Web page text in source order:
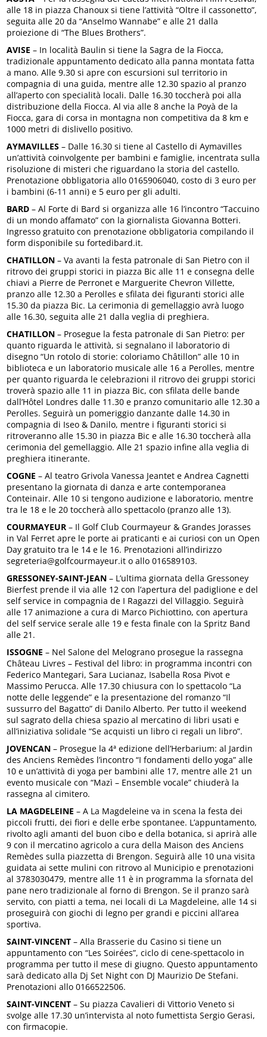
alle 18 in piazza Chanoux si tiene l’attività “Oltre il cassonetto”,
seguita alle 20 da “Anselmo Wannabe” e alle 21 dalla
proiezione di “The Blues Brothers”.
AVISE – In località Baulin si tiene la Sagra de la Fiocca,
tradizionale appuntamento dedicato alla panna montata fatta
a mano. Alle 9.30 si apre con escursioni sul territorio in
compagnia di una guida, mentre alle 12.30 spazio al pranzo
all’aperto con specialità locali. Dalle 16.30 toccherà poi alla
distribuzione della Fiocca. Al via alle 8 anche la Poyà de la
Fiocca, gara di corsa in montagna non competitiva da 8 km e
1000 metri di dislivello positivo.
AYMAVILLES – Dalle 16.30 si tiene al Castello di Aymavilles
un’attività coinvolgente per bambini e famiglie, incentrata sulla
risoluzione di misteri che riguardano la storia del castello.
Prenotazione obbligatoria allo 0165906040, costo di 3 euro per
i bambini (6-11 anni) e 5 euro per gli adulti.
BARD – Al Forte di Bard si organizza alle 16 l’incontro “Taccuino
di un mondo affamato” con la giornalista Giovanna Botteri.
Ingresso gratuito con prenotazione obbligatoria compilando il
form disponibile su fortedibard.it.
CHATILLON – Va avanti la festa patronale di San Pietro con il
ritrovo dei gruppi storici in piazza Bic alle 11 e consegna delle
chiavi a Pierre de Perronet e Marguerite Chevron Villette,
pranzo alle 12.30 a Perolles e sfilata dei figuranti storici alle
15.30 da piazza Bic. La cerimonia di gemellaggio avrà luogo
alle 16.30, seguita alle 21 dalla veglia di preghiera.
CHATILLON – Prosegue la festa patronale di San Pietro: per
quanto riguarda le attività, si segnalano il laboratorio di
disegno “Un rotolo di storie: coloriamo Châtillon” alle 10 in
biblioteca e un laboratorio musicale alle 16 a Perolles, mentre
per quanto riguarda le celebrazioni il ritrovo dei gruppi storici
troverà spazio alle 11 in piazza Bic, con sfilata delle bande
dall’Hôtel Londres dalle 11.30 e pranzo comunitario alle 12.30 a
Perolles. Seguirà un pomeriggio danzante dalle 14.30 in
compagnia di Iseo & Danilo, mentre i figuranti storici si
ritroveranno alle 15.30 in piazza Bic e alle 16.30 toccherà alla
cerimonia del gemellaggio. Alle 21 spazio infine alla veglia di
preghiera itinerante.
COGNE – Al teatro Grivola Vanessa Jeantet e Andrea Cagnetti
presentano la giornata di danza e arte contemporanea
Conteinair. Alle 10 si tengono audizione e laboratorio, mentre
tra le 18 e le 20 toccherà allo spettacolo (pranzo alle 13).
COURMAYEUR – Il Golf Club Courmayeur & Grandes Jorasses
in Val Ferret apre le porte ai praticanti e ai curiosi con un Open
Day gratuito tra le 14 e le 16. Prenotazioni all’indirizzo
segreteria@golfcourmayeur.it o allo 016589103.
GRESSONEY-SAINT-JEAN – L’ultima giornata della Gressoney
Bierfest prende il via alle 12 con l’apertura del padiglione e del
self service in compagnia de I Ragazzi del Villaggio. Seguirà
alle 17 animazione a cura di Marco Pichiottino, con apertura
del self service serale alle 19 e festa finale con la Spritz Band
alle 21.
ISSOGNE – Nel Salone del Melograno prosegue la rassegna
Château Livres – Festival del libro: in programma incontri con
Federico Mantegari, Sara Lucianaz, Isabella Rosa Pivot e
Massimo Perucca. Alle 17.30 chiusura con lo spettacolo “La
notte delle leggende” e la presentazione del romanzo “Il
sussurro del Bagatto” di Danilo Alberto. Per tutto il weekend
sul sagrato della chiesa spazio al mercatino di libri usati e
all’iniziativa solidale “Se acquisti un libro ci regali un libro”.
JOVENCAN – Prosegue la 4ª edizione dell’Herbarium: al Jardin
des Anciens Remèdes l’incontro “I fondamenti dello yoga” alle
10 e un’attività di yoga per bambini alle 17, mentre alle 21 un
evento musicale con “Mazì – Ensemble vocale” chiuderà la
rassegna al cimitero.
LA MAGDELEINE – A La Magdeleine va in scena la festa dei
piccoli frutti, dei fiori e delle erbe spontanee. L’appuntamento,
rivolto agli amanti del buon cibo e della botanica, si aprirà alle
9 con il mercatino agricolo a cura della Maison des Anciens
Remèdes sulla piazzetta di Brengon. Seguirà alle 10 una visita
guidata ai sette mulini con ritrovo al Municipio e prenotazioni
al 3783030479, mentre alle 11 è in programma la sfornata del
pane nero tradizionale al forno di Brengon. Se il pranzo sarà
servito, con piatti a tema, nei locali di La Magdeleine, alle 14 si
proseguirà con giochi di legno per grandi e piccini all’area
sportiva.
SAINT-VINCENT – Alla Brasserie du Casino si tiene un
appuntamento con “Les Soirées”, ciclo di cene-spettacolo in
programma per tutto il mese di giugno. Questo appuntamento
sarà dedicato alla Dj Set Night con DJ Maurizio De Stefani.
Prenotazioni allo 0166522506.
SAINT-VINCENT – Su piazza Cavalieri di Vittorio Veneto si
svolge alle 17.30 un’intervista al noto fumettista Sergio Gerasi,
con firmacopie.